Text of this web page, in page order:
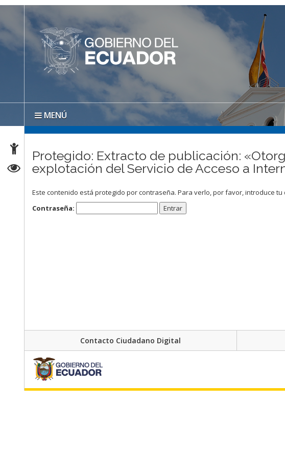
MENÚ
Protegido: Extracto de publicación:
explotación del Servicio de Acceso a
Este contenido está protegido por contraseña. Para verlo, por favor, introduce
Contraseña:
Contacto Ciudadano Digital